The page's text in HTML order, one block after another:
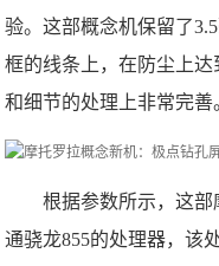
验。这部概念机保留了
框的线条上，在防尘上
和细节的处理上非常完善
根据参数所示，这
通骁龙855的处理器，该